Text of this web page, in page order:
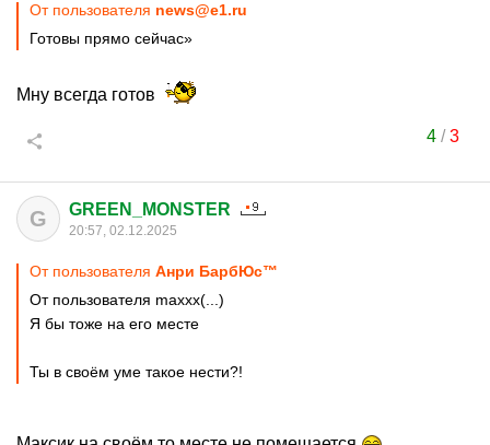
От пользователя news@e1.ru
Готовы прямо сейчас»
Мну всегда готов
4/3
G GREEN_MONSTER
20:57, 02.12.2025
От пользователя Анри БарбЮс™
От пользователя maxxx(...)
Я бы тоже на его месте
Ты в своём уме такое нести?!